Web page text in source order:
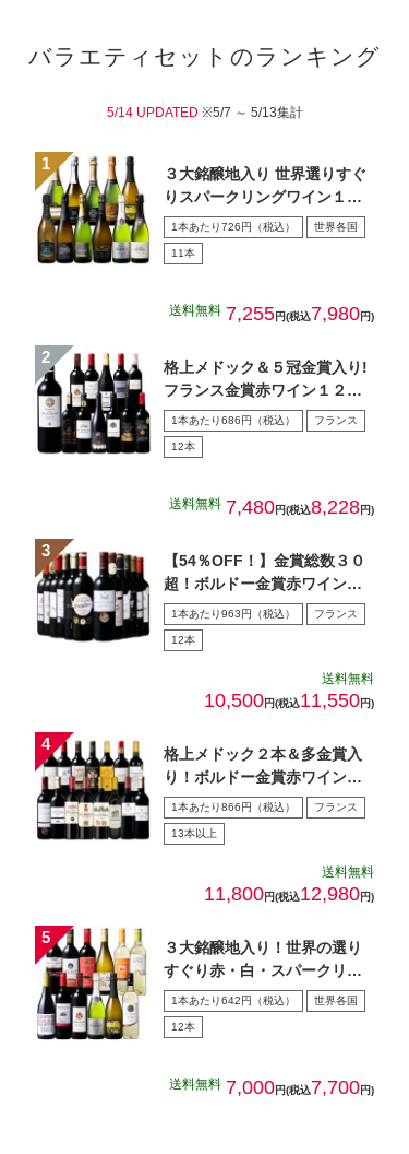
バラエティセットのランキング
5/14 UPDATED ※5/7 ～ 5/13集計
３大銘醸地入り 世界選りすぐ
りスパークリングワイン１１
本セット 第４３弾
1本あたり726円（税込） 世界各国
11本
送料無料 7,255円(税込7,980円)
格上メドック＆５冠金賞入り!
フランス金賞赤ワイン１２本
セット 第１０８弾
1本あたり686円（税込） フランス
12本
送料無料 7,480円(税込8,228円)
【54％OFF！】金賞総数３０
超！ボルドー金賞赤ワイン１
２本セット 第１5弾
1本あたり963円（税込） フランス
12本
送料無料
10,500円(税込11,550円)
格上メドック２本＆多金賞入
り！ボルドー金賞赤ワイン１
５本セット 第28弾
1本あたり866円（税込） フランス
13本以上
送料無料
11,800円(税込12,980円)
３大銘醸地入り！世界の選り
すぐり赤・白・スパークリン
グワイン飲み比べ１2本セッ
ト…
1本あたり642円（税込） 世界各国
12本
送料無料 7,000円(税込7,700円)